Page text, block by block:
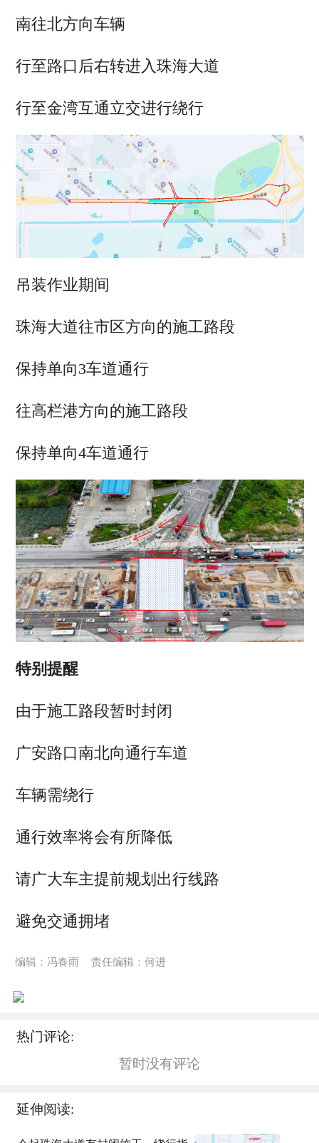
南往北方向车辆
行至路口后右转进入珠海大道
行至金湾互通立交进行绕行
吊装作业期间
珠海大道往市区方向的施工路段
保持单向3车道通行
往高栏港方向的施工路段
保持单向4车道通行
特别提醒
由于施工路段暂时封闭
广安路口南北向通行车道
车辆需绕行
通行效率将会有所降低
请广大车主提前规划出行线路
避免交通拥堵
编辑：冯春雨 责任编辑：何进
热门评论:
暂时没有评论
延伸阅读: